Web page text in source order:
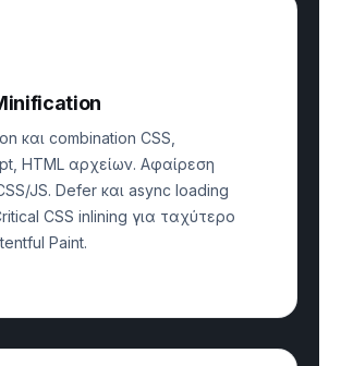
και combination CSS,
HTML αρχείων. Αφαίρεση
JS. Defer και async loading
CSS inlining για ταχύτερο
Paint.